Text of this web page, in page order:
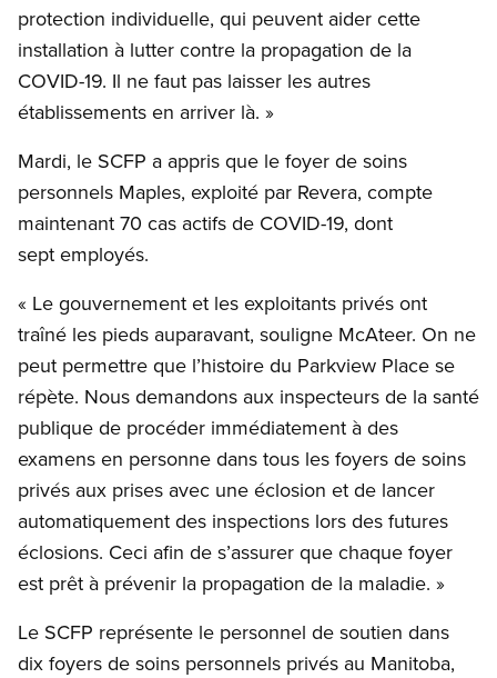
protection individuelle, qui peuvent aider cette
installation à lutter contre la propagation de la
COVID-19. Il ne faut pas laisser les autres
établissements en arriver là. »
Mardi, le SCFP a appris que le foyer de soins
personnels Maples, exploité par Revera, compte
maintenant 70 cas actifs de COVID-19, dont
sept employés.
« Le gouvernement et les exploitants privés ont
traîné les pieds auparavant, souligne McAteer. On ne
peut permettre que l’histoire du Parkview Place se
répète. Nous demandons aux inspecteurs de la santé
publique de procéder immédiatement à des
examens en personne dans tous les foyers de soins
privés aux prises avec une éclosion et de lancer
automatiquement des inspections lors des futures
éclosions. Ceci afin de s’assurer que chaque foyer
est prêt à prévenir la propagation de la maladie. »
Le SCFP représente le personnel de soutien dans
dix foyers de soins personnels privés au Manitoba,